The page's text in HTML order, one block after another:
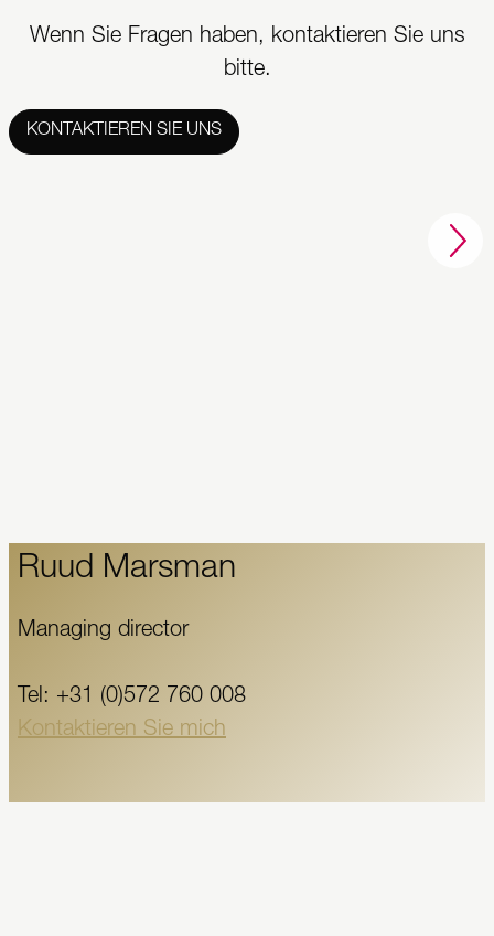
Wenn Sie Fragen haben, kontaktieren Sie uns
bitte.
KONTAKTIEREN SIE UNS
Ruud Marsman
Managing director
Tel: +31 (0)572 760 008
Kontaktieren Sie mich